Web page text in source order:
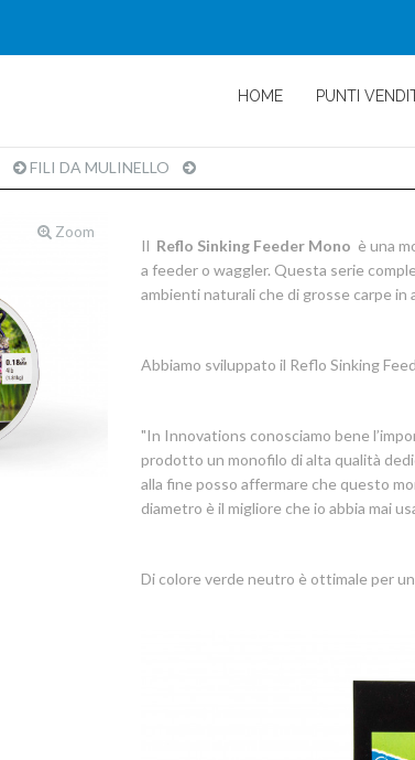
HOME PUNTI
FILI DA MULINELLO
Il Reflo Sinking Feeder Mono è una
a feeder o waggler. Questa serie
ambienti naturali che di grosse carpe in
Abbiamo sviluppato il Reflo Sinking
"In Innovations conosciamo bene
prodotto un monofilo di alta qualità
alla fine posso affermare che questo
diametro è il migliore che io abbia mai
Di colore verde neutro è ottimale per
Zoom